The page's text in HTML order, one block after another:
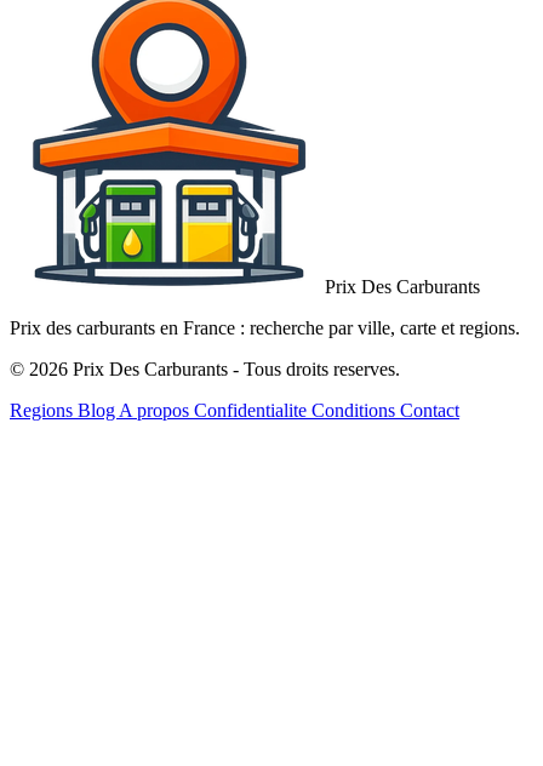
Prix Des Carburants
Prix des carburants en France : recherche par ville, carte et regions.
© 2026 Prix Des Carburants - Tous droits reserves.
Regions Blog A propos Confidentialite Conditions Contact